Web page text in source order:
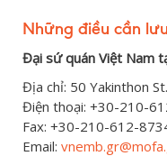
Những điều cần
Đại sứ quán Việt Nam
Địa chỉ: 50 Yakinthon
Điện thoại: +30-210-
Fax: +30-210-612-
Email: